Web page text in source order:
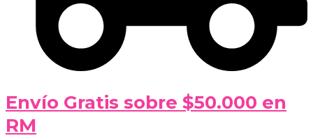
Envío Gratis sobre $50.000 en
RM